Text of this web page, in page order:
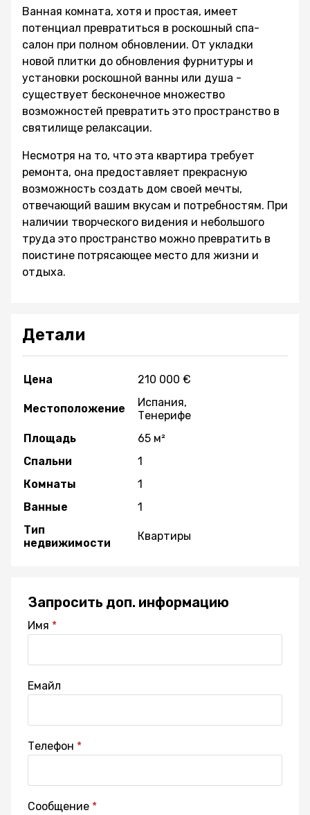
Ванная комната, хотя и простая, имеет
потенциал превратиться в роскошный спа-
салон при полном обновлении. От укладки
новой плитки до обновления фурнитуры и
установки роскошной ванны или душа -
существует бесконечное множество
возможностей превратить это пространство в
святилище релаксации.
Несмотря на то, что эта квартира требует
ремонта, она предоставляет прекрасную
возможность создать дом своей мечты,
отвечающий вашим вкусам и потребностям. При
наличии творческого видения и небольшого
труда это пространство можно превратить в
поистине потрясающее место для жизни и
отдыха.
Детали
Цена 210 000 €
Местоположение
Испания,
Тенерифе
Площадь
65 м²
Спальни
1
Комнаты
1
Ванные
1
Тип
недвижимости
Квартиры
Запросить доп. информацию
Имя
Емайл
Телефон
Сообщение